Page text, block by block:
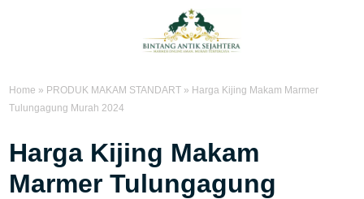
Home » PRODUK MAKAM STANDART » Harga Kijing Makam Marmer
Tulungagung Murah 2024
Harga Kijing Makam
Marmer Tulungagung